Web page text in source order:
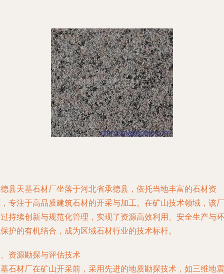
县天基石材厂坐落于河北省承德县，依托当地丰富的石材资
专注于高品质建筑石材的开采与加工。在矿山技术领域，该厂
持续创新与规范化管理，实现了资源高效利用、安全生产与环
护的有机结合，成为区域石材行业的技术标杆。
资源勘探与评估技术
石材厂在矿山开采前，采用先进的地质勘探技术，如三维地震